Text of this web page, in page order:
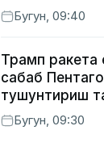
350 та
Бугун, 09:40
Трамп ракета
сабаб
тушунтириш
WPБугун, 09:30